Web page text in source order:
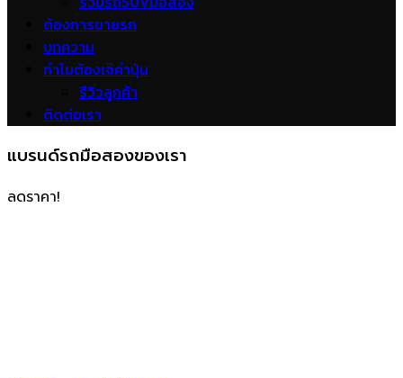
ต้องการขายรถ
บทความ
ทำไมต้องเจ๊คำปุ่น
รีวิวลูกค้า
ติดต่อเรา
แบรนด์รถมือสองของเรา
ลดราคา!